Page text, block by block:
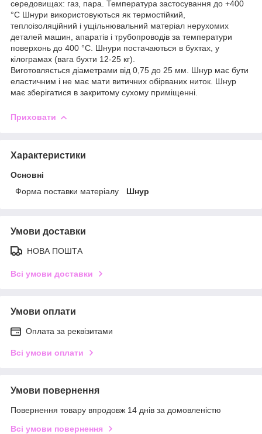
середовищах: газ, пара. Температура застосування до +400
°C Шнури використовуються як термостійкий,
теплоізоляційний і ущільнювальний матеріал нерухомих
деталей машин, апаратів і трубопроводів за температури
поверхонь до 400 °C. Шнури постачаються в бухтах, у
кілограмах (вага бухти 12-25 кг).
Виготовляється діаметрами від 0,75 до 25 мм. Шнур має бути
еластичним і не має мати витичних обірваних ниток. Шнур
має зберігатися в закритому сухому приміщенні.
Приховати
Характеристики
Основні
Форма поставки матеріалу
Шнур
Умови доставки
НОВА ПОШТА
Всі умови доставки
Умови оплати
Оплата за реквізитами
Всі умови оплати
Умови повернення
Повернення товару впродовж 14 днів за домовленістю
Всі умови повернення